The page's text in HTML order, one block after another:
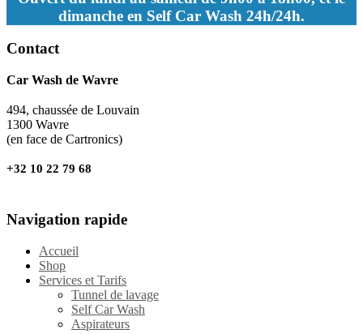
dimanche en Self Car Wash 24h/24h.
Contact
Car Wash de Wavre
494, chaussée de Louvain
1300 Wavre
(en face de Cartronics)
+32 10 22 79 68
Navigation rapide
Accueil
Shop
Services et Tarifs
Tunnel de lavage
Self Car Wash
Aspirateurs